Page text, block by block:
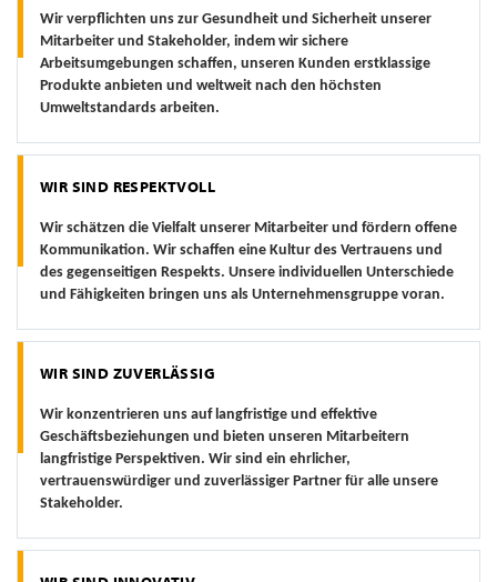
Wir verpflichten uns zur Gesundheit und Sicherheit unserer
Mitarbeiter und Stakeholder, indem wir sichere
Arbeitsumgebungen schaffen, unseren Kunden erstklassige
Produkte anbieten und weltweit nach den höchsten
Umweltstandards arbeiten.
WIR SIND RESPEKTVOLL
Wir schätzen die Vielfalt unserer Mitarbeiter und fördern offene
Kommunikation. Wir schaffen eine Kultur des Vertrauens und
des gegenseitigen Respekts. Unsere individuellen Unterschiede
und Fähigkeiten bringen uns als Unternehmensgruppe voran.
WIR SIND ZUVERLÄSSIG
Wir konzentrieren uns auf langfristige und effektive
Geschäftsbeziehungen und bieten unseren Mitarbeitern
langfristige Perspektiven. Wir sind ein ehrlicher,
vertrauenswürdiger und zuverlässiger Partner für alle unsere
Stakeholder.